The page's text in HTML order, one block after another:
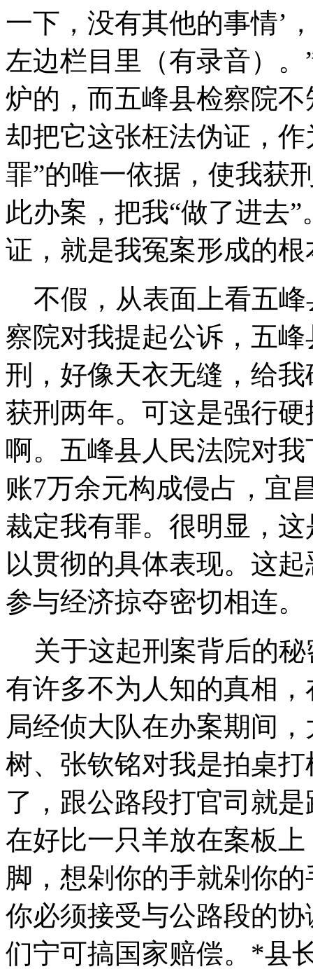
一下，没有其他的事情’
左边栏目里（有录音）
炉的，而五峰县检察院
却把它这张枉法伪证，
罪”的唯一依据，使我获
此办案，把我“做了进去
证，就是我冤案形成的
不假，从表面上看五峰
察院对我提起公诉，五
刑，好像天衣无缝，给
获刑两年。可这是强行
啊。五峰县人民法院对
账7万余元构成侵占，宜
裁定我有罪。很明显，
以贯彻的具体表现。这
参与经济掠夺密切相连。
关于这起刑案背后的秘
有许多不为人知的真相
局经侦大队在办案期间
树、张钦铭对我是拍桌
了，跟公路段打官司就
在好比一只羊放在案板
脚，想剁你的手就剁你
你必须接受与公路段的
们宁可搞国家赔偿。*县